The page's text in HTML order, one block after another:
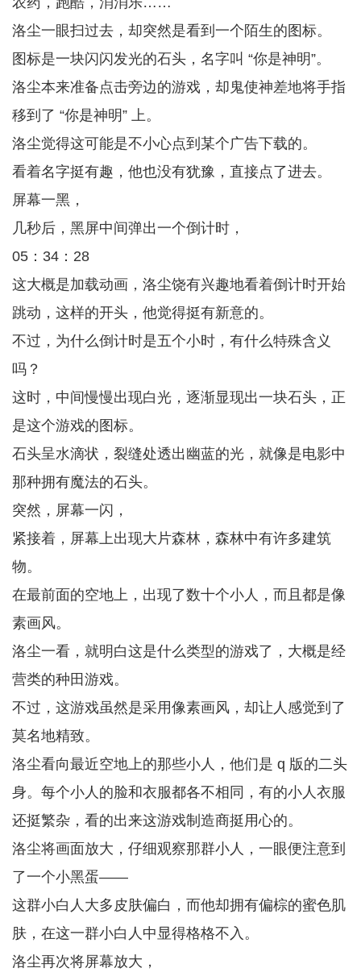
洛尘一眼扫过去，却突然是看到一个陌生的图标。
图标是一块闪闪发光的石头，名字叫 “你是神明”。
洛尘本来准备点击旁边的游戏，却鬼使神差地将手指
移到了 “你是神明” 上。
洛尘觉得这可能是不小心点到某个广告下载的。
看着名字挺有趣，他也没有犹豫，直接点了进去。
屏幕一黑，
几秒后，黑屏中间弹出一个倒计时，
05：34：28
这大概是加载动画，洛尘饶有兴趣地看着倒计时开始
跳动，这样的开头，他觉得挺有新意的。
不过，为什么倒计时是五个小时，有什么特殊含义
吗？
这时，中间慢慢出现白光，逐渐显现出一块石头，正
是这个游戏的图标。
石头呈水滴状，裂缝处透出幽蓝的光，就像是电影中
那种拥有魔法的石头。
突然，屏幕一闪，
紧接着，屏幕上出现大片森林，森林中有许多建筑
物。
在最前面的空地上，出现了数十个小人，而且都是像
素画风。
洛尘一看，就明白这是什么类型的游戏了，大概是经
营类的种田游戏。
不过，这游戏虽然是采用像素画风，却让人感觉到了
莫名地精致。
洛尘看向最近空地上的那些小人，他们是 q 版的二头
身。每个小人的脸和衣服都各不相同，有的小人衣服
还挺繁杂，看的出来这游戏制造商挺用心的。
洛尘将画面放大，仔细观察那群小人，一眼便注意到
了一个小黑蛋——
这群小白人大多皮肤偏白，而他却拥有偏棕的蜜色肌
肤，在这一群小白人中显得格格不入。
洛尘再次将屏幕放大，